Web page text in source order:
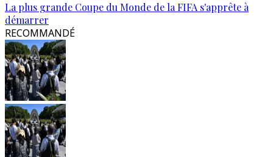
La plus grande Coupe du Monde de la FIFA s'apprête à
démarrer
RECOMMANDÉ